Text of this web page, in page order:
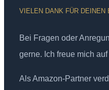
VIELEN DANK FÜR DEINEN
Bei Fragen oder
gerne. Ich freue mich
Als Amazon-Partner